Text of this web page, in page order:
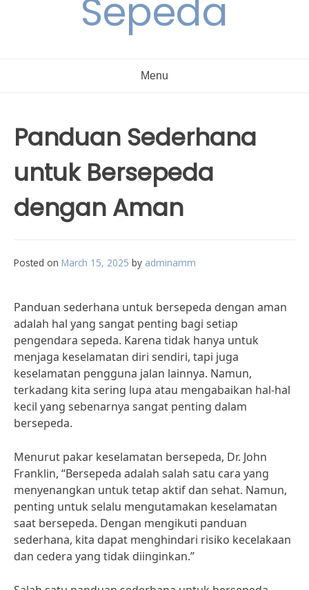
Sepeda
Menu
Panduan Sederhana
untuk Bersepeda
dengan Aman
Posted on March 15, 2025 by adminamm
Panduan sederhana untuk bersepeda dengan aman
adalah hal yang sangat penting bagi setiap
pengendara sepeda. Karena tidak hanya untuk
menjaga keselamatan diri sendiri, tapi juga
keselamatan pengguna jalan lainnya. Namun,
terkadang kita sering lupa atau mengabaikan hal-hal
kecil yang sebenarnya sangat penting dalam
bersepeda.
Menurut pakar keselamatan bersepeda, Dr. John
Franklin, “Bersepeda adalah salah satu cara yang
menyenangkan untuk tetap aktif dan sehat. Namun,
penting untuk selalu mengutamakan keselamatan
saat bersepeda. Dengan mengikuti panduan
sederhana, kita dapat menghindari risiko kecelakaan
dan cedera yang tidak diinginkan.”